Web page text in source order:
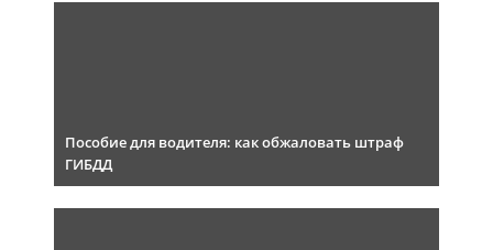
Пособие для водителя: как обжаловать штраф
ГИБДД